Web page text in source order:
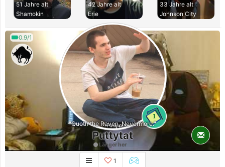
51 Jahre alt
Shamokin
42 Jahre alt
Erie
33 Jahre alt
Johnson City
0.9/1
1
"Quoth the Raven, Nevermore."
Puttytat
Länger her
1